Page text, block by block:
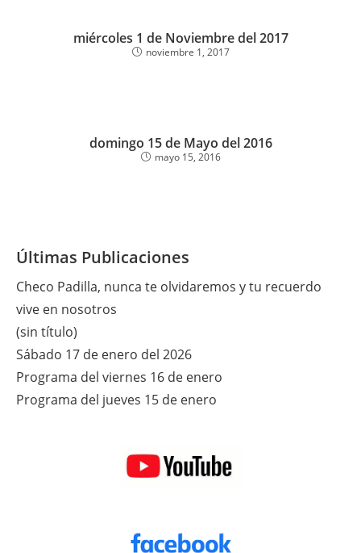
miércoles 1 de Noviembre del 2017
noviembre 1, 2017
domingo 15 de Mayo del 2016
mayo 15, 2016
Últimas Publicaciones
Checo Padilla, nunca te olvidaremos y tu recuerdo
vive en nosotros
(sin título)
Sábado 17 de enero del 2026
Programa del viernes 16 de enero
Programa del jueves 15 de enero